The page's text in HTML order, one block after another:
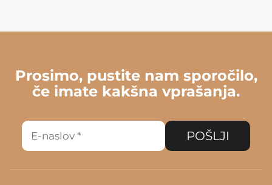
Prosimo, pustite nam sporočilo,
če imate kakšna vprašanja.
POŠLJI